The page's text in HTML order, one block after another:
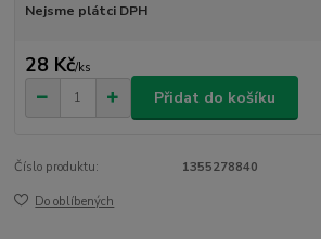
Nejsme plátci DPH
28 Kč/ks
Přidat do košíku
Číslo produktu: 1355278840
Do oblíbených